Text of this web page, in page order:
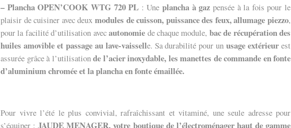
– Plancha OPEN’COOK WTG 720 PL : Une plancha à gaz pensée à la fois pour le
plaisir de cuisiner avec deux modules de cuisson, puissance des feux, allumage piezzo,
pour la facilité d’utilisation avecautonomie de chaque module, bac de récupération des
huiles amovible et passage au lave-vaisselle. Sa durabilité pour unusage extérieur est
assurée grâce à l’utilisationde l’acier inoxydable, les manettes de commande en fonte
d’aluminium chromée et la plancha en fonte émaillée.
Pour vivre l’été le plus convivial, rafraîchissant et vitaminé, une seule adresse pour
s’équiper :JAUDE MENAGER, votre boutique de l’électroménager haut de gamme